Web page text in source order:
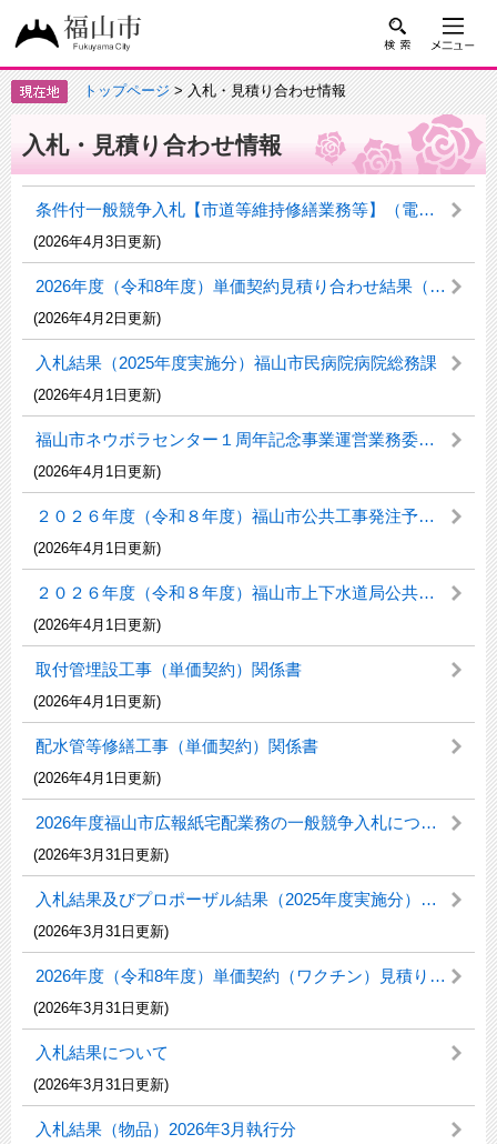
トップページ> 入札・見積り合わせ情報
入札・見積り合わせ情報
条件付一般競争入札【市道等維持修繕業務等】（電子入札）のお知らせ
(2026年4月3日更新)
2026年度（令和8年度）単価契約見積り合わせ結果（工業薬品）
(2026年4月2日更新)
入札結果（2025年度実施分）福山市民病院病院総務課
(2026年4月1日更新)
福山市ネウボラセンター１周年記念事業運営業務委託に係る公募型プロポーザルの実施について
(2026年4月1日更新)
２０２６年度（令和８年度）福山市公共工事発注予定等一覧表
(2026年4月1日更新)
２０２６年度（令和８年度）福山市上下水道局公共工事発注予定一覧表
(2026年4月1日更新)
取付管埋設工事（単価契約）関係書
(2026年4月1日更新)
配水管等修繕工事（単価契約）関係書
(2026年4月1日更新)
2026年度福山市広報紙宅配業務の一般競争入札について
(2026年3月31日更新)
入札結果及びプロポーザル結果（2025年度実施分）福山市民病院病院総務課
(2026年3月31日更新)
2026年度（令和8年度）単価契約（ワクチン）見積り合わせ結果（※3月31日更新）
(2026年3月31日更新)
入札結果について
(2026年3月31日更新)
入札結果（物品）2026年3月執行分